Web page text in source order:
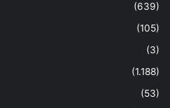
(639)
(105)
(3)
(1.188)
(53)